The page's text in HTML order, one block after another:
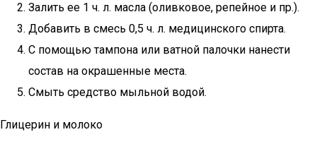
Залить ее 1 ч. л. масла (оливковое, репейное и пр.).
Добавить в смесь 0,5 ч. л. медицинского спирта.
С помощью тампона или ватной палочки нанести
состав на окрашенные места.
Смыть средство мыльной водой.
Глицерин и молоко